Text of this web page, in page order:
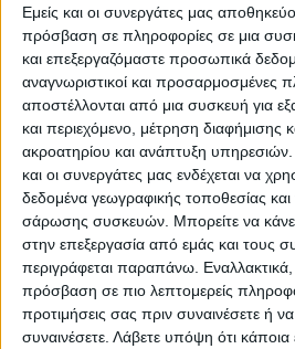
Εμείς και οι συνεργάτες μας
πρόσβαση σε πληροφορίες σε μια
και επεξεργαζόμαστε προσωπικά
αναγνωριστικοί και προσαρμοσμένες
αποστέλλονται από μια συσκευή για
και περιεχόμενο, μέτρηση διαφήμισης
ακροατηρίου και ανάπτυξη υπηρεσιών.
και οι συνεργάτες μας ενδέχεται να
δεδομένα γεωγραφικής τοποθεσίας
σάρωσης συσκευών. Μπορείτε να
στην επεξεργασία από εμάς και τους
περιγράφεται παραπάνω.
πρόσβαση σε πιο λεπτομερείς
προτιμήσεις σας πριν συναινέσετε ή
συναινέσετε. Λάβετε υπόψη ότι κάποια
Ένα από ταδιαχρονικά
αντιμετωπίζουν όλοι οι οδηγοί
ηδιήθηση των δικύκλων
κυκλοφορίας. Πόσες φορές
δεν έχετε αισθανθεί άβολα
δεξιά ή αριστερά μετριπλάσια
μοτοσικλέτα, ή από την άλλη
αισθανθήκατε ως
προσπαθήσατε να κάνετε μια
αυτοκίνητο άλλαξε λωρίδα
κυκλοφορίαςαπροειδοποίητα;